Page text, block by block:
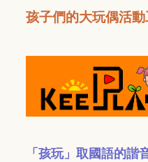
孩子們的大玩偶活
「孩玩」取國語的諧